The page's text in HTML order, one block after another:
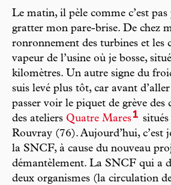
Le matin, il pèle comme c’est
gratter mon pare-brise. De chez
ronronnement des turbines et les
vapeur de l’usine où je bosse,
kilomètres. Un autre signe du
suis levé plus tôt, car avant
passer voir le piquet de grève des
des ateliers Quatre Mares1
Rouvray (76). Aujourd’hui, c’est
la SNCF, à cause du nouveau
démantèlement. La SNCF qui a
deux organismes (la circulation